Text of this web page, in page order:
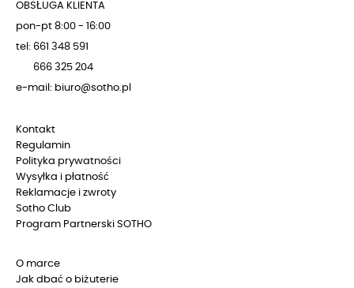
OBSŁUGA KLIENTA
pon-pt 8:00 - 16:00
tel: 661 348 591
666 325 204
e-mail: biuro@sotho.pl
Kontakt
Regulamin
Polityka prywatności
Wysyłka i płatność
Reklamacje i zwroty
Sotho Club
Program Partnerski SOTHO
O marce
Jak dbać o biżuterie